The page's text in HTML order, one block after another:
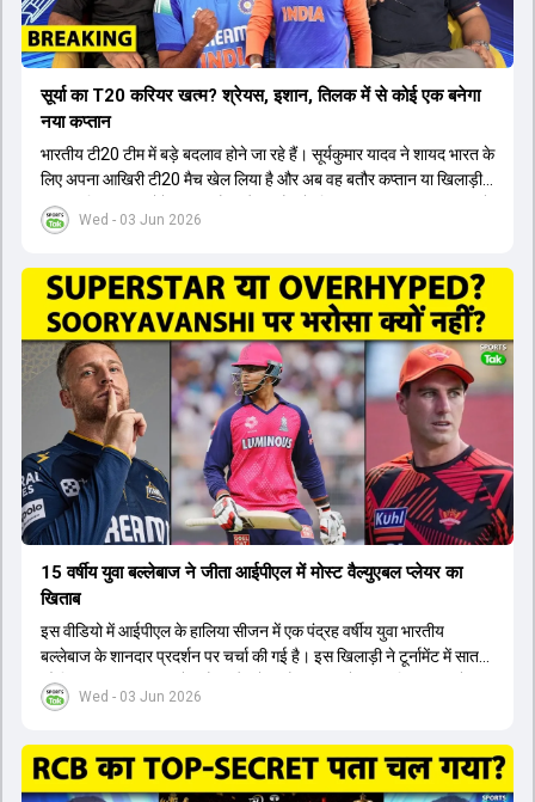
Wed - 03 Jun 2026
सूर्या का T20 करियर खत्म? श्रेयस, इशान, तिलक में से कोई एक बनेगा
नया कप्तान
भारतीय टी20 टीम में बड़े बदलाव होने जा रहे हैं। सूर्यकुमार यादव ने शायद भारत के
लिए अपना आखिरी टी20 मैच खेल लिया है और अब वह बतौर कप्तान या खिलाड़ी
टीम का हिस्सा नहीं होंगे। आयरलैंड और इंग्लैंड के खिलाफ आगामी टी20 सीरीज के
लिए नए कप्तान की तलाश जारी है। इस रेस में श्रेयस अय्यर सबसे आगे चल रहे
पटेल इस रेस में काफी पीछे हैं, जबकि संजू सैमसन और रजत पाटीदार कप्तानी की
दौड़ से बाहर हैं। आगामी सीरीज के लिए वैभव सूर्यवंशी को तीसरे ओपनर के तौर पर
टीम में शामिल किया जाएगा, जबकि अभिषेक शर्मा और संजू सैमसन पहली पसंद
होंगे। इसके अलावा नीतीश रेड्डी को बतौर ऑलराउंडर ज्यादा मौके मिलेंगे। अजीत
अगरकर की अगुवाई वाली चयन समिति और कोच गौतम गंभीर आगामी टी20 वर्ल्ड
कप और 2028 ओलंपिक के लिए लंबी अवधि का विजन लेकर चल रहे हैं।
Wed - 03 Jun 2026
15 वर्षीय युवा बल्लेबाज ने जीता आईपीएल में मोस्ट वैल्युएबल प्लेयर का
खिताब
इस वीडियो में आईपीएल के हालिया सीजन में एक पंद्रह वर्षीय युवा भारतीय
बल्लेबाज के शानदार प्रदर्शन पर चर्चा की गई है। इस खिलाड़ी ने टूर्नामेंट में सात
सौ छिहत्तर रन बनाकर ऑरेंज कैप और मोस्ट वैल्युएबल प्लेयर का खिताब अपने नाम
किया है। वीडियो में बताया गया है कि ऑस्ट्रेलियाई टीम के वर्तमान कप्तान और
ऑस्ट्रेलियाई कप्तान के अनुसार, शुरुआत में लोगों को इस खिलाड़ी के प्रदर्शन पर
संदेह था, लेकिन अब उसने खुद को एक बेहतरीन बल्लेबाज साबित कर दिया है जो